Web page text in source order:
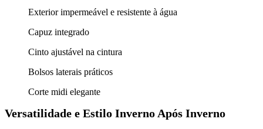
Exterior impermeável e resistente à água
Capuz integrado
Cinto ajustável na cintura
Bolsos laterais práticos
Corte midi elegante
Versatilidade e Estilo Inverno Após Inverno